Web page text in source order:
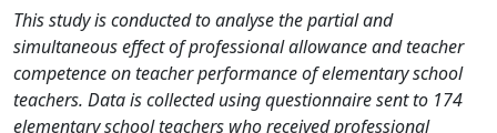
This study is conducted to analyse the partial and
simultaneous effect of professional allowance and teacher
competence on teacher performance of elementary school
teachers. Data is collected using questionnaire sent to 174
elementary school teachers who received professional